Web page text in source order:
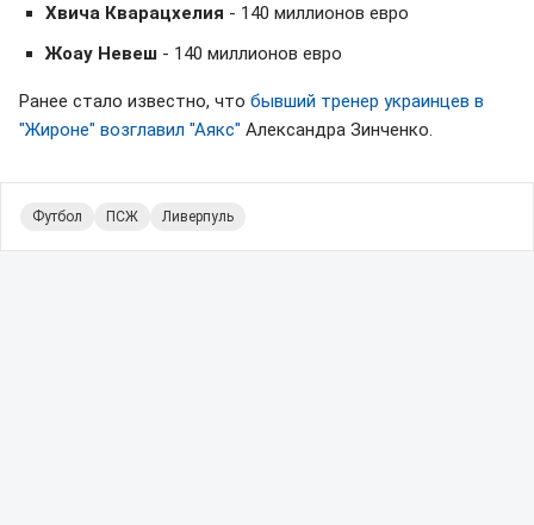
Хвича Кварацхелия - 140 миллионов евро
Жоау Невеш - 140 миллионов евро
Ранее стало известно, что бывший тренер украинцев в
"Жироне" возглавил "Аякс" Александра Зинченко.
Футбол ПСЖ Ливерпуль